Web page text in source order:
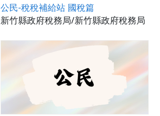
公民-稅稅補給站 國稅篇
新竹縣政府稅務局/新竹縣政府稅務局